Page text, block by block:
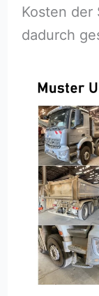
Kosten der
dadurch